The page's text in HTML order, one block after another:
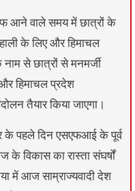
आने वाले समय में छात्रों के
के लिए और हिमाचल
से छात्रों से मनमर्जी
हिमाचल प्रदेश
तैयार किया जाएगा।
के पहले दिन एसएफआई के पूर्व
के विकास का रास्ता संघर्षों
में आज साम्राज्यवादी देश